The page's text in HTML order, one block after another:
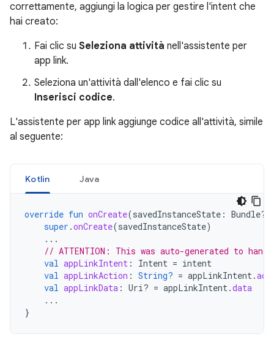
correttamente, aggiungi la logica per gestire l'intent che
hai creato:
Fai clic su Seleziona attività nell'assistente per
app link.
Seleziona un'attività dall'elenco e fai clic su
Inserisci codice.
L'assistente per app link aggiunge codice all'attività, simile
al seguente:
Kotlin Java
override fun onCreate(savedInstanceState : Bundle?)
super .onCreate(savedInstanceState)
...
// ATTENTION: This was auto-generated to
val appLinkIntent : Intent = intent
val appLinkAction : String? = appLinkIntent.
val appLinkData : Uri? = appLinkIntent.data
...
}